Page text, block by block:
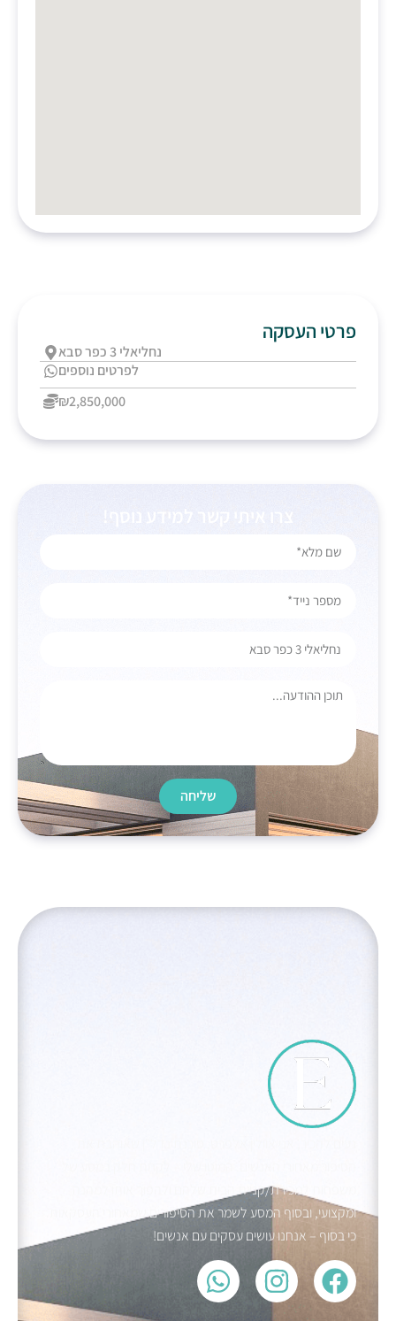
פרטי העסקה
נחליאלי 3 כפר סבא
לפרטים נוספים
₪2,850,000
שליחה
משפחות למכירת/קניית הבית שלהם ולהפוך אותו למהנה
ומקצועי, ובסוף המסע לשמר את הסיפורים שמאחורי העסקאות.
כי בסוף – אנחנו עושים עסקים עם אנשים!